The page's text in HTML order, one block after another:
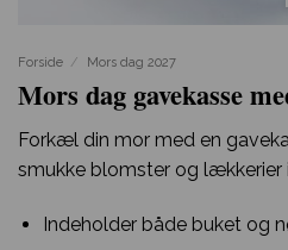
Forside / Mors dag 2027
Mors dag gavekasse
Forkæl din mor med en
smukke blomster og lækkerier
Indeholder både buket og